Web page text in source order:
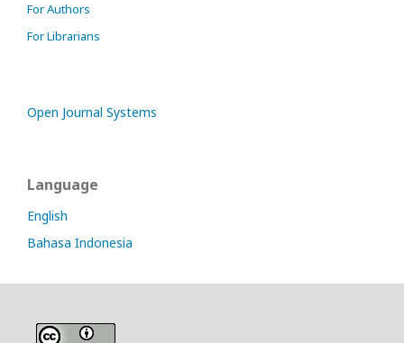
For Authors
For Librarians
Open Journal Systems
Language
English
Bahasa Indonesia